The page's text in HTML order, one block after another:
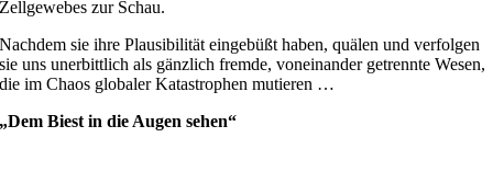
Zellgewebes zur Schau.
Nachdem sie ihre Plausibilität eingebüßt haben, quälen und verfolgen
sie uns unerbittlich als gänzlich fremde, voneinander getrennte Wesen,
die im Chaos globaler Katastrophen mutieren …
„Dem Biest in die Augen sehen“